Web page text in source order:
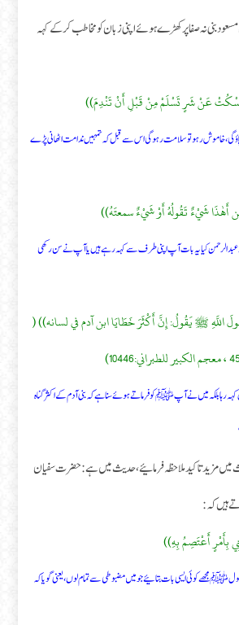
بنی نہ صفا پر کھڑے ہوئے اپنی زبان کو مخاطب کر کے کہہ
وَاسْكُتْ عَنْ شَرٍ تَسْلَمْ مِنْ قَبْلِ أَنْ تَنْدِمَ))
گی ، خاموش رہو تو سلامت رہو گی اس سے قبل کہ تمہیں ندامت اٹھانی پڑے
أَهٰذَا شَيْءٌ تَقُولُهُ أَوْ شَيْءٌ سمعتَهُ))
الرحمن کیا یہ بات آپ اپنی طرف سے کہہ رہے ہیں یا آپ نے سن رکھی
اللَّهِ ﷺ يَقُولُ: إِنَّ أَكْثَرَ خَطَايَا ابن آدم في لسانه)) (
رہا بلکہ میں نے آپ ﷺ کو فرماتے ہوئے سنا ہے کہ بنی آدم کے اکثر گناہ
مزید تاکید ملاحظہ فرمائیے ، حدیث میں ہے: حضرت سفیان
ہیں کہ:
بِأَمْرٍ أَعْتَصِمُ بِهِ))
کوئی ایسی بات بتائیے جو میں مضبوطی سے تمام لوں ، یعنی گویا کہ